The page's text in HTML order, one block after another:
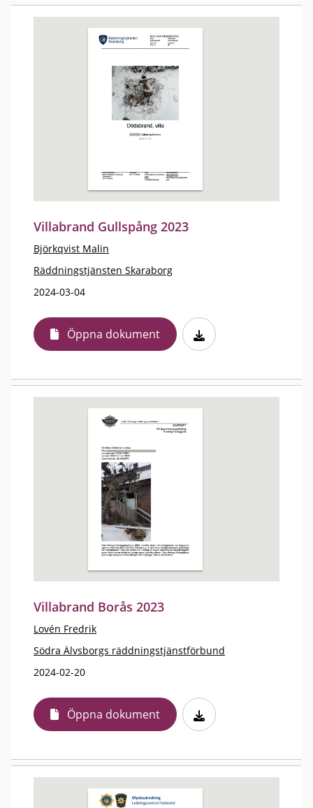
Villabrand Gullspång 2023
Björkqvist Malin
Räddningstjänsten Skaraborg
2024-03-04
Öppna dokument
Villabrand Borås 2023
Lovén Fredrik
Södra Älvsborgs räddningstjänstförbund
2024-02-20
Öppna dokument